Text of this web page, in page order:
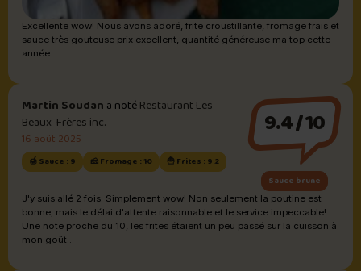
Excellente wow! Nous avons adoré, frite croustillante, fromage frais et
sauce très gouteuse prix excellent, quantité généreuse ma top cette
année.
Martin Soudana notéRestaurant Les
Beaux-Frères inc.
16 août 2025
🍯 Sauce : 9 🧀 Fromage : 10 🍟 Frites : 9.2
9.4/10
Sauce brune
J'y suis allé 2 fois. Simplement wow! Non seulement la poutine est
bonne, mais le délai d'attente raisonnable et le service impeccable!
Une note proche du 10, les frites étaient un peu passé sur la cuisson à
mon goût..